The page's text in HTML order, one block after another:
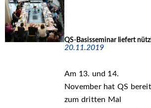
QS-Basisseminar liefert
20.11.2019
Am 13. und 14.
November hat QS
zum dritten Mal